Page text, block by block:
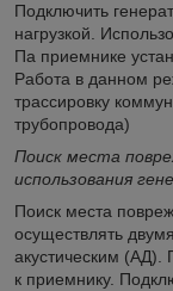
Подключить
нагрузкой.
Па приемнике
Работа в данном
трассировку
трубопровода)
Поиск места
использования
Поиск места
осуществлять
акустическим
к приемнику.